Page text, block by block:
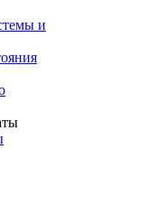
и